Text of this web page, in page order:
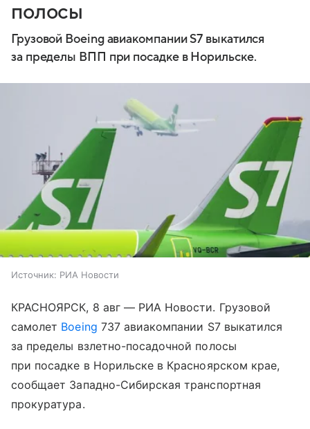
полосы
Грузовой Boeing авиакомпании S7 выкатился
за пределы ВПП при посадке в Норильске.
Источник: РИА Новости
КРАСНОЯРСК, 8 авг — РИА Новости. Грузовой
самолет Boeing 737 авиакомпании S7 выкатился
за пределы взлетно-посадочной полосы
при посадке в Норильске в Красноярском крае,
сообщает Западно-Сибирская транспортная
прокуратура.